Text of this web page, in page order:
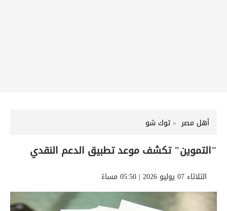
أهل مصر توك شو
"التموين" تكشف موعد تطبيق الدعم النقدي
الثلاثاء 07 يوليو 2026 | 05:50 مساءً